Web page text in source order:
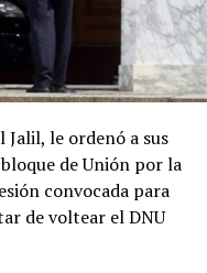
Jalil, le ordenó a sus
de Unión por la
convocada para
de voltear el DNU